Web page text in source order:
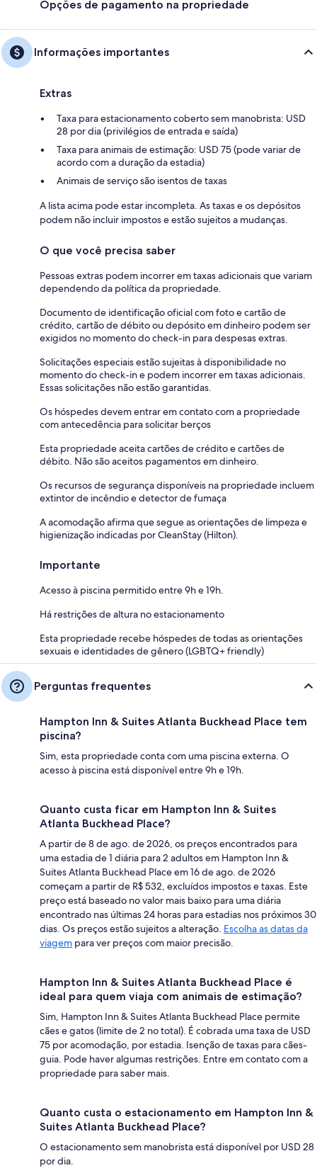
Opções de pagamento na propriedade
Informações importantes
Extras
Taxa para estacionamento coberto sem manobrista: USD
28 por dia (privilégios de entrada e saída)
Taxa para animais de estimação: USD 75 (pode variar de
acordo com a duração da estadia)
Animais de serviço são isentos de taxas
A lista acima pode estar incompleta. As taxas e os depósitos
podem não incluir impostos e estão sujeitos a mudanças.
O que você precisa saber
Pessoas extras podem incorrer em taxas adicionais que variam
dependendo da política da propriedade.
Documento de identificação oficial com foto e cartão de
crédito, cartão de débito ou depósito em dinheiro podem ser
exigidos no momento do check-in para despesas extras.
Solicitações especiais estão sujeitas à disponibilidade no
momento do check-in e podem incorrer em taxas adicionais.
Essas solicitações não estão garantidas.
Os hóspedes devem entrar em contato com a propriedade
com antecedência para solicitar berços
Esta propriedade aceita cartões de crédito e cartões de
débito. Não são aceitos pagamentos em dinheiro.
Os recursos de segurança disponíveis na propriedade incluem
extintor de incêndio e detector de fumaça
A acomodação afirma que segue as orientações de limpeza e
higienização indicadas por CleanStay (Hilton).
Importante
Acesso à piscina permitido entre 9h e 19h.
Há restrições de altura no estacionamento
Esta propriedade recebe hóspedes de todas as orientações
sexuais e identidades de gênero (LGBTQ+ friendly)
Perguntas frequentes
Hampton Inn & Suites Atlanta Buckhead Place tem
piscina?
Sim, esta propriedade conta com uma piscina externa. O
acesso à piscina está disponível entre 9h e 19h.
Quanto custa ficar em Hampton Inn & Suites
Atlanta Buckhead Place?
A partir de 8 de ago. de 2026, os preços encontrados para
uma estadia de 1 diária para 2 adultos em Hampton Inn &
Suites Atlanta Buckhead Place em 16 de ago. de 2026
começam a partir de R$ 532, excluídos impostos e taxas. Este
preço está baseado no valor mais baixo para uma diária
encontrado nas últimas 24 horas para estadias nos próximos 30
dias. Os preços estão sujeitos a alteração. Escolha as datas da
viagem para ver preços com maior precisão.
Hampton Inn & Suites Atlanta Buckhead Place é
ideal para quem viaja com animais de estimação?
Sim, Hampton Inn & Suites Atlanta Buckhead Place permite
cães e gatos (limite de 2 no total). É cobrada uma taxa de USD
75 por acomodação, por estadia. Isenção de taxas para cães-
guia. Pode haver algumas restrições. Entre em contato com a
propriedade para saber mais.
Quanto custa o estacionamento em Hampton Inn &
Suites Atlanta Buckhead Place?
O estacionamento sem manobrista está disponível por USD 28
por dia.